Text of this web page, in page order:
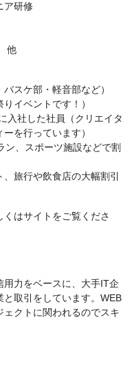
ア研修
他
スケ部・軽音部など）
イベントです！）
入社した社員（クリエイタ
を行っています）
ン、スポーツ施設などで割
旅行や飲食店の大幅割引
はサイトをご覧くださ
用力をベースに、大手IT企
取引をしています。WEB
クトに関われるのでスキ